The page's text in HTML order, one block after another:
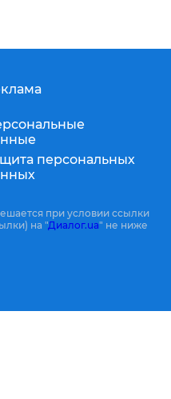
персональных
при условии ссылки
на "Диалог.ua" не ниже